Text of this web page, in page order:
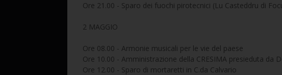
Ore 21.00 - Sparo dei fuochi pirotecnici (Lu Casteddru di
2 MAGGIO
Ore 08.00 - Armonie musicali per le vie del paese
Ore 10.00 - Amministrazione della CRESIMA presieduta da
Ore 12.00 - Sparo di mortaretti in C.da Calvario